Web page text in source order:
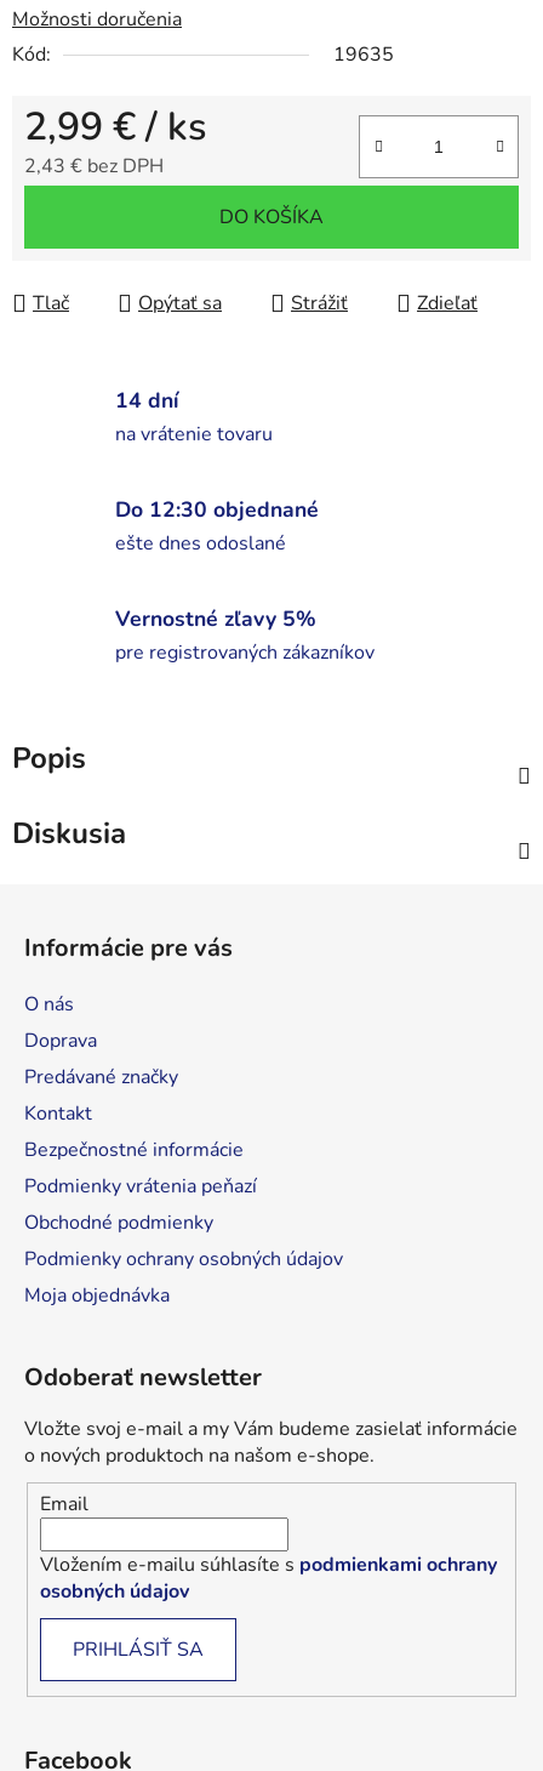
Možnosti doručenia
Kód:
19635
2,99 €/ ks
2,43 € bez DPH
DO KOŠÍKA
Tlač Opýtať sa Strážiť Zdieľať
14 dní
na vrátenie tovaru
Do 12:30 objednané
ešte dnes odoslané
Vernostné zľavy 5%
pre registrovaných zákazníkov
Popis
Diskusia
Informácie pre vás
O nás
Doprava
Predávané značky
Kontakt
Bezpečnostné informácie
Podmienky vrátenia peňazí
Obchodné podmienky
Podmienky ochrany osobných údajov
Moja objednávka
Odoberať newsletter
Vložte svoj e-mail a my Vám budeme zasielať informácie
o nových produktoch na našom e-shope.
Email
Vložením e-mailu súhlasíte s podmienkami ochrany
osobných údajov
PRIHLÁSIŤ SA
Facebook